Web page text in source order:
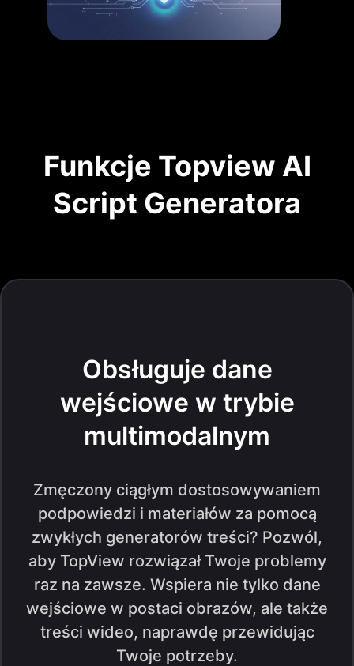
Funkcje Topview AI
Script Generatora
Obsługuje dane
wejściowe w trybie
multimodalnym
Zmęczony ciągłym dostosowywaniem
podpowiedzi i materiałów za pomocą
zwykłych generatorów treści? Pozwól,
aby TopView rozwiązał Twoje problemy
raz na zawsze. Wspiera nie tylko dane
wejściowe w postaci obrazów, ale także
treści wideo, naprawdę przewidując
Twoje potrzeby.